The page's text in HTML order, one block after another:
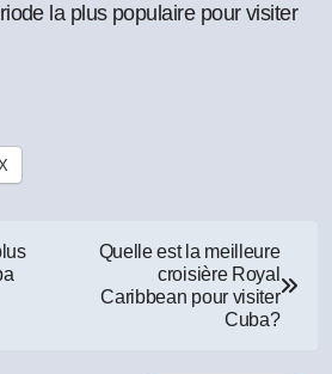
la plus populaire pour visiter
Quelle est la meilleure
croisière Royal
Caribbean pour visiter
Cuba?